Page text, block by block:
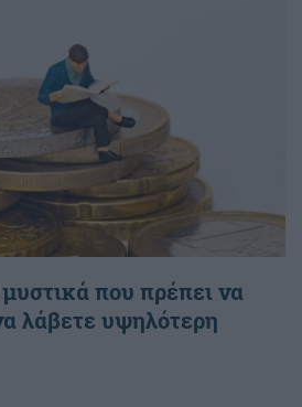
που πρέπει να
λάβετε υψηλότερη